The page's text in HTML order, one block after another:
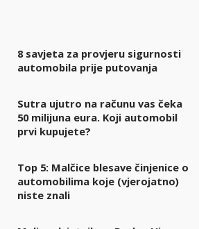
8 savjeta za provjeru sigurnosti
automobila prije putovanja
Sutra ujutro na računu vas čeka
50 milijuna eura. Koji automobil
prvi kupujete?
Top 5: Malčice blesave činjenice o
automobilima koje (vjerojatno)
niste znali